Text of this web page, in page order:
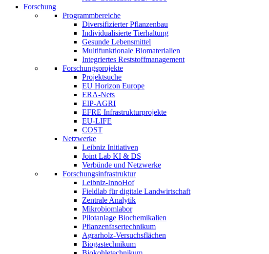
Forschung
Programmbereiche
Diversifizierter Pflanzenbau
Individualisierte Tierhaltung
Gesunde Lebensmittel
Multifunktionale Biomaterialien
Integriertes Reststoffmanagement
Forschungsprojekte
Projektsuche
EU Horizon Europe
ERA-Nets
EIP-AGRI
EFRE Infrastrukturprojekte
EU-LIFE
COST
Netzwerke
Leibniz Initiativen
Joint Lab KI & DS
Verbünde und Netzwerke
Forschungsinfrastruktur
Leibniz-InnoHof
Fieldlab für digitale Landwirtschaft
Zentrale Analytik
Mikrobiomlabor
Pilotanlage Biochemikalien
Pflanzenfasertechnikum
Agrarholz-Versuchsflächen
Biogastechnikum